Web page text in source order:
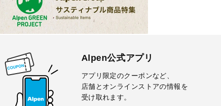
Alpen公式アプリ
アプリ限定のクーポンなど、
店舗とオンラインストアの情報を
受け取れます。